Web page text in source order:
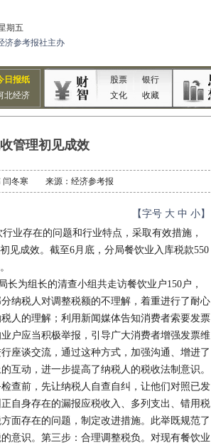
管理初见成效
冬寒 来源：经济参考报
【字号 大 中 小】
业存在的问题和行业特点，采取有效措施，
见成效。截至6月底，分局餐饮业入库税款550
为组长的清查小组共走访餐饮业户150户，
纳税人对调整税额的不理解，着重进行了耐心
人的理解；利用新闻媒体告知消费者索要发票
户应当积极举报，引导广大消费者增强发票维
座谈交流，通过这种方式，加强沟通、增进了
互动，进一步提高了纳税人的税收法制意识。
查前，先让纳税人自查自纠，让他们对照已发
自身存在的漏报应税收入、多列支出、错用税
面存在的问题，制定改进措施。此举既规范了
意识。第三步：合理调整税负。对现有餐饮业